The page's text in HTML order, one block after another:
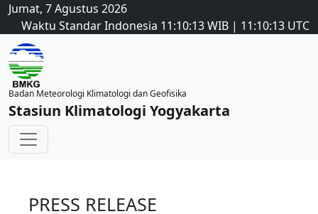
Jumat, 7 Agustus 2026
Waktu Standar Indonesia 11:10:13WIB | 11:10:13 UTC
Badan Meteorologi Klimatologi dan Geofisika
Stasiun Klimatologi Yogyakarta
PRESS RELEASE